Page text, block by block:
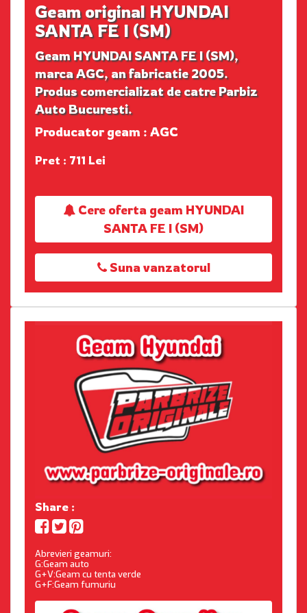
Geam original HYUNDAI
SANTA FE I (SM)
Geam HYUNDAI SANTA FE I (SM),
marca AGC, an fabricatie 2005.
Produs comercializat de catre Parbiz
Auto Bucuresti.
Producator geam : AGC
Pret : 711 Lei
Cere oferta geam HYUNDAI
SANTA FE I (SM)
Suna vanzatorul
Share :
Abrevieri geamuri:
G:Geam auto
G+V:Geam cu tenta verde
G+F:Geam fumuriu